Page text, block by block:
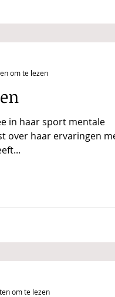
in haar sport mentale
over haar ervaringen
om te lezen
om te lezen